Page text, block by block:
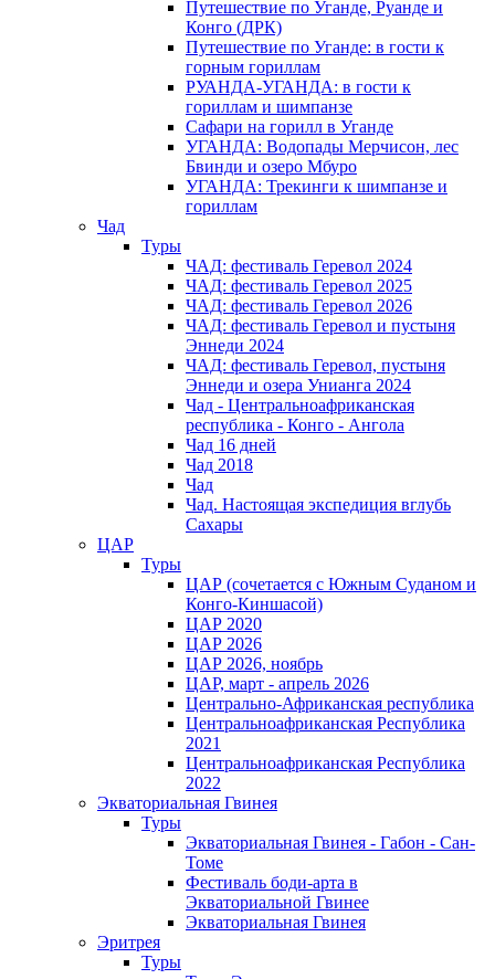
Путешествие по Уганде, Руанде и
Конго (ДРК)
Путешествие по Уганде: в гости к
горным гориллам
РУАНДА-УГАНДА: в гости к
гориллам и шимпанзе
Сафари на горилл в Уганде
УГАНДА: Водопады Мерчисон, лес
Бвинди и озеро Мбуро
УГАНДА: Трекинги к шимпанзе и
гориллам
Чад
Туры
ЧАД: фестиваль Геревол 2024
ЧАД: фестиваль Геревол 2025
ЧАД: фестиваль Геревол 2026
ЧАД: фестиваль Геревол и пустыня
Эннеди 2024
ЧАД: фестиваль Геревол, пустыня
Эннеди и озера Унианга 2024
Чад - Центральноафриканская
республика - Конго - Ангола
Чад 16 дней
Чад 2018
Чад
Чад. Настоящая экспедиция вглубь
Сахары
ЦАР
Туры
ЦАР (сочетается с Южным Суданом и
Конго-Киншасой)
ЦАР 2020
ЦАР 2026
ЦАР 2026, ноябрь
ЦАР, март - апрель 2026
Центрально-Африканская республика
Центральноафриканская Республика
2021
Центральноафриканская Республика
2022
Экваториальная Гвинея
Туры
Экваториальная Гвинея - Габон - Сан-
Томе
Фестиваль боди-арта в
Экваториальной Гвинее
Экваториальная Гвинея
Эритрея
Туры